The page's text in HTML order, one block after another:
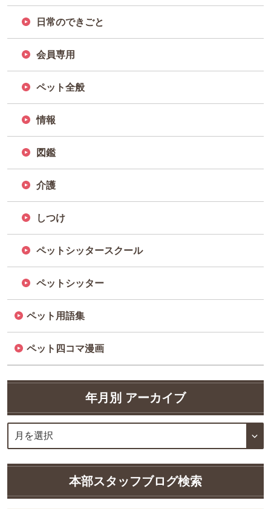
日常のできごと
会員専用
ペット全般
情報
図鑑
介護
しつけ
ペットシッタースクール
ペットシッター
ペット用語集
ペット四コマ漫画
年月別 アーカイブ
本部スタッフブログ検索